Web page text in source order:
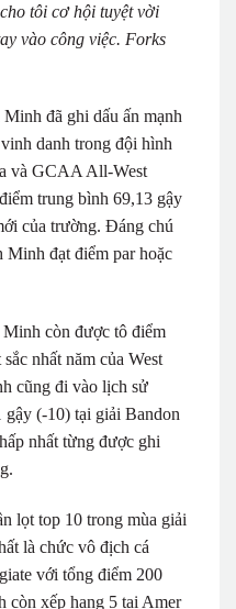
tôi cơ hội tuyệt vời
vào công việc. Forks
đã ghi dấu ấn mạnh
danh trong đội hình
và GCAA All-West
trung bình 69,13 gậy
của trường. Đáng chú
Minh đạt điểm par hoặc
còn được tô điểm
nhất năm của West
cũng đi vào lịch sử
gậy (-10) tại giải Bandon
nhất từng được ghi
lọt top 10 trong mùa giải
là chức vô địch cá
với tổng điểm 200
còn xếp hạng 5 tại Amer